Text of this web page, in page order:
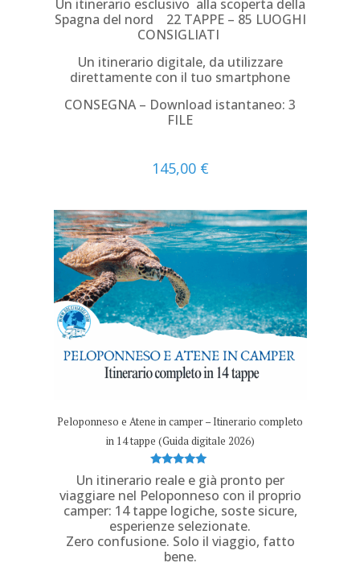
Un itinerario esclusivo alla scoperta della
Spagna del nord 22 TAPPE – 85 LUOGHI
CONSIGLIATI
Un itinerario digitale, da utilizzare
direttamente con il tuo smartphone
CONSEGNA – Download istantaneo: 3
FILE
145,00 €
Peloponneso e Atene in camper – Itinerario completo
in 14 tappe (Guida digitale 2026)
Valutato
5.00
su 5
Un itinerario reale e già pronto per
viaggiare nel Peloponneso con il proprio
camper: 14 tappe logiche, soste sicure,
esperienze selezionate.
Zero confusione. Solo il viaggio, fatto
bene.